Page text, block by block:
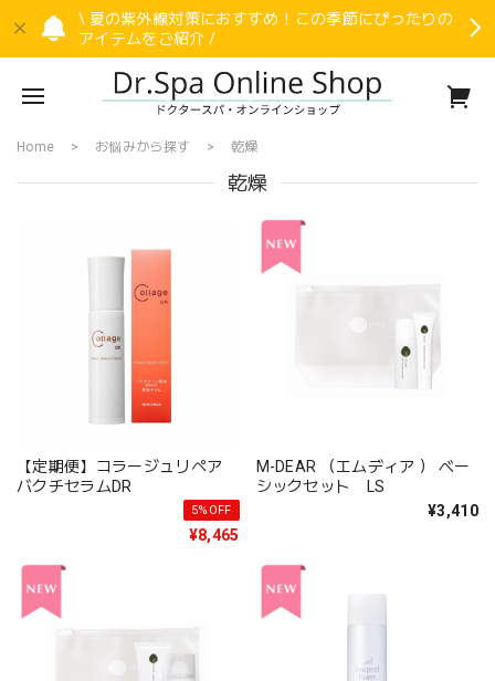
\ 夏の紫外線対策におすすめ！この季節にぴったりの
アイテムをご紹介 /
Home お悩みから探す 乾燥
乾燥
【定期便】コラージュリペア
バクチセラムDR
5%OFF
¥8,465
M-DEAR （エムディア ） ベー
シックセット LS
¥3,410